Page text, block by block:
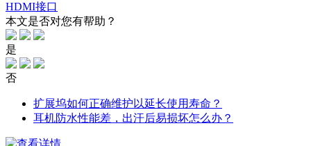
HDMI接口
本文是否对您有帮助？
是
否
扩展坞如何正确维护以延长使用寿命？
耳机防水性能差，出汗后易损坏怎么办？